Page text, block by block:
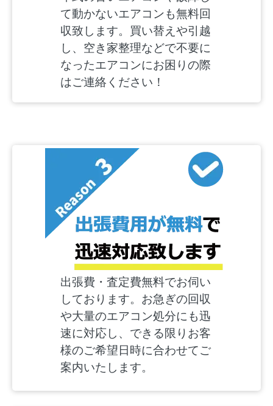
て動かないエアコンも無料回
収致します。買い替えや引越
し、空き家整理などで不要に
なったエアコンにお困りの際
はご連絡ください！
出張費・査定費無料でお伺い
しております。お急ぎの回収
や大量のエアコン処分にも迅
速に対応し、できる限りお客
様のご希望日時に合わせてご
案内いたします。